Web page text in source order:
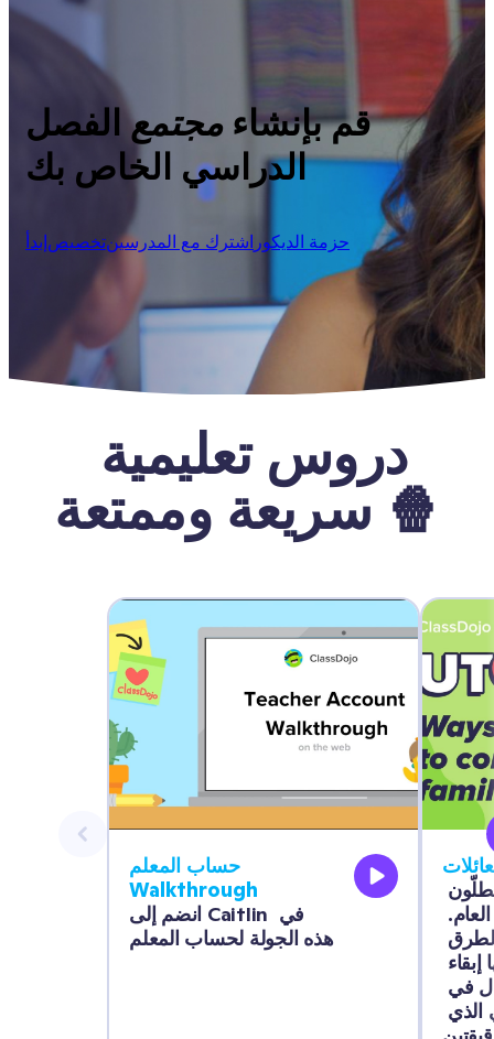
قم بإنشاءمجتمع الفصل
الدراسي الخاص بك
إبدأتخصيصاشترك مع المدرسين حزمة الديكور
سريعة وممتعة 🍿
حساب المعلم
Walkthrough
انضم إلى Caitlin في
هذه الجولة لحساب المعلم